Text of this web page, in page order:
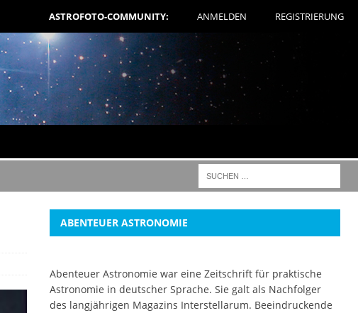
ASTROFOTO-COMMUNITY: ANMELDEN REGISTRIERUNG
ABENTEUER ASTRONOMIE
Abenteuer Astronomie war eine Zeitschrift für praktische
Astronomie in deutscher Sprache. Sie galt als Nachfolger
des langjährigen Magazins Interstellarum. Beeindruckende